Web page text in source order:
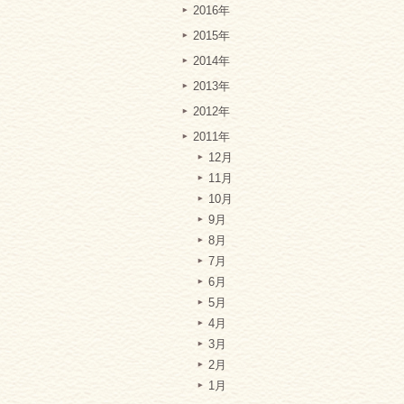
2016年
2015年
2014年
2013年
2012年
2011年
12月
11月
10月
9月
8月
7月
6月
5月
4月
3月
2月
1月